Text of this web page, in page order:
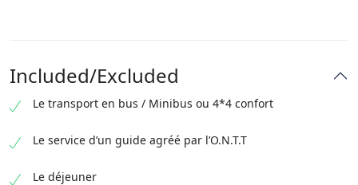
Included/Excluded
Le transport en bus / Minibus ou 4*4 confort
Le service d’un guide agréé par l’O.N.T.T
Le déjeuner